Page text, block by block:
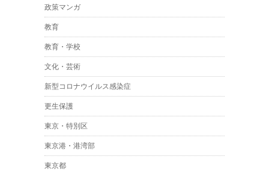
政策マンガ
教育
教育・学校
文化・芸術
新型コロナウイルス感染症
更生保護
東京・特別区
東京港・港湾部
東京都